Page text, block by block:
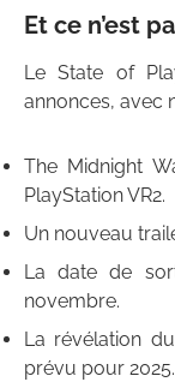
Et ce n’est
Le State of
annonces, avec
The Midnight
PlayStation VR2.
Un nouveau
La date de
novembre.
La révélation
prévu pour 2025.